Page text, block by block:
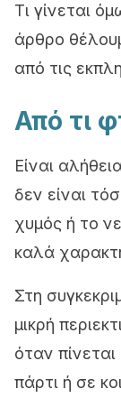
Τι γίνεται
άρθρο
από τις
Από τι
Είναι
δεν είναι
χυμός ή το
καλά
Στη
μικρή
όταν
πάρτι ή σε